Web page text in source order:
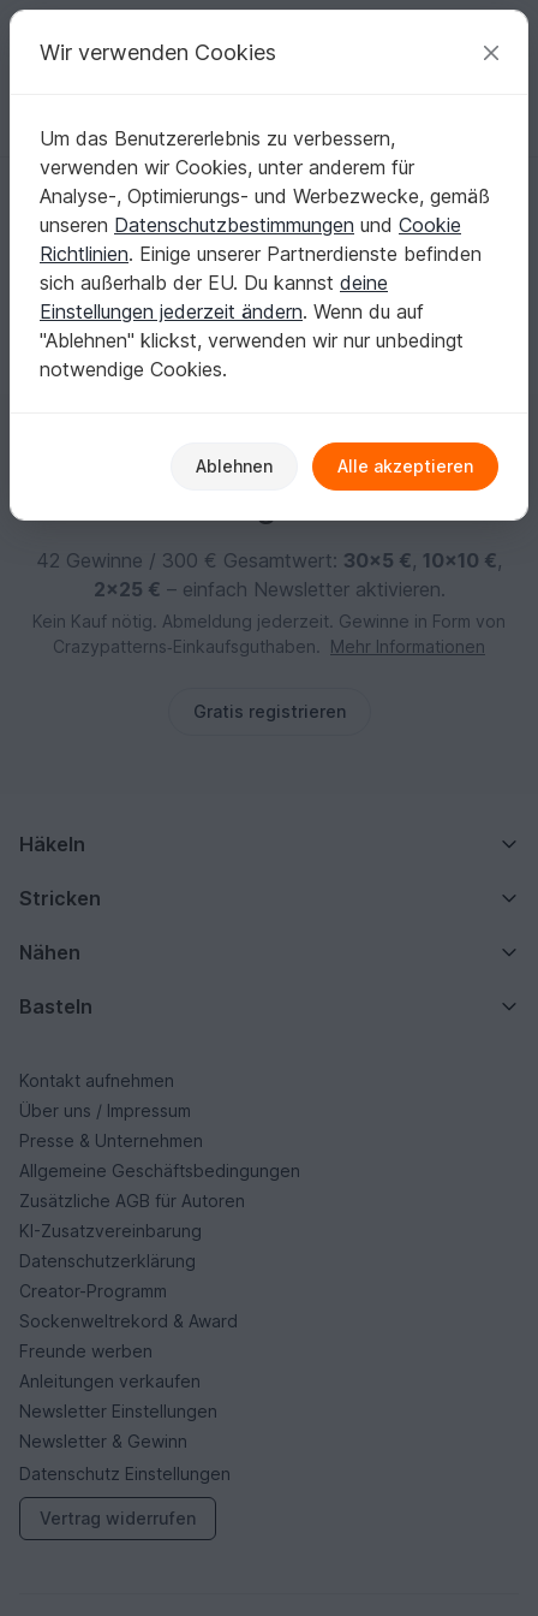
Deine kreativen Ideen
Deutsch | € (EUR) einloggen Kostenlos registrieren
nancy-teubner
Keine Informationen vorhanden
Gewinne jeden Monat
42 Gewinne / 300 € Gesamtwert: 30×5 €, 10×10 €,
2×25 € – einfach Newsletter aktivieren.
Kein Kauf nötig. Abmeldung jederzeit. Gewinne in Form von
Crazypatterns‑Einkaufsguthaben.
Mehr Informationen
Gratis registrieren
Häkeln
Stricken
Nähen
Basteln
Kontakt aufnehmen
Über uns / Impressum
Presse & Unternehmen
Allgemeine Geschäftsbedingungen
Zusätzliche AGB für Autoren
KI-Zusatzvereinbarung
Datenschutzerklärung
Creator-Programm
Sockenweltrekord & Award
Freunde werben
Anleitungen verkaufen
Newsletter Einstellungen
Newsletter & Gewinn
Datenschutz Einstellungen
Vertrag widerrufen
Wir verwenden Cookies
Um das Benutzererlebnis zu verbessern,
verwenden wir Cookies, unter anderem für
Analyse-, Optimierungs- und Werbezwecke, gemäß
unseren Datenschutzbestimmungen und Cookie
Richtlinien. Einige unserer Partnerdienste befinden
sich außerhalb der EU. Du kannst deine
Einstellungen jederzeit ändern. Wenn du auf
"Ablehnen" klickst, verwenden wir nur unbedingt
notwendige Cookies.
Ablehnen Alle akzeptieren